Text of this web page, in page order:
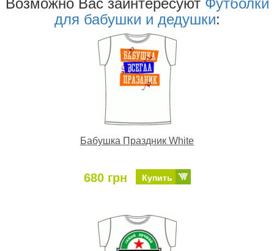
Возможно Ваc заинтересуют Футболки
для бабушки и дедушки:
Бабушка Праздник White
680 грн Купить